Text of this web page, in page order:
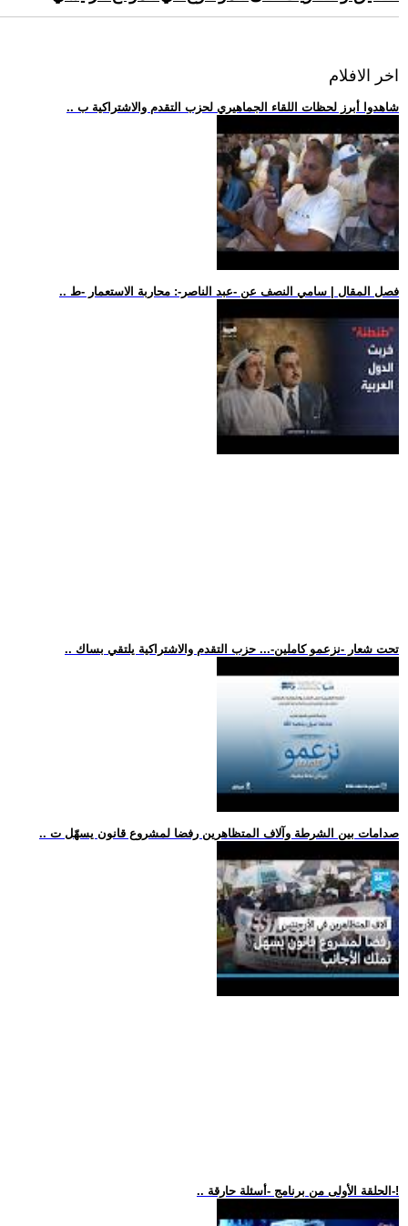
اخر الافلام
.. شاهدوا أبرز لحظات اللقاء الجماهيري لحزب التقدم والاشتراكية ب
.. فصل المقال | سامي النصف عن -عبد الناصر-: محاربة الاستعمار -ط
.. تحت شعار -نزعمو كاملين-... حزب التقدم والاشتراكية يلتقي بساك
.. صدامات بين الشرطة وآلاف المتظاهرين رفضا لمشروع قانون يسهّل ت
.. الحلقة الأولى من برنامج -أسئلة حارقة-!